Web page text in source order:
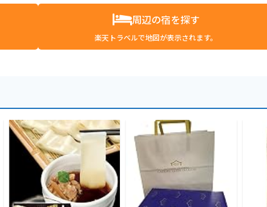
周辺の宿を探す
楽天トラベルで地図が表示されます。